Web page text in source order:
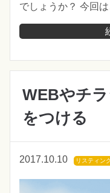
でしょうか？ 今回
WEBやチ
をつける
2017.10.10 リスティン